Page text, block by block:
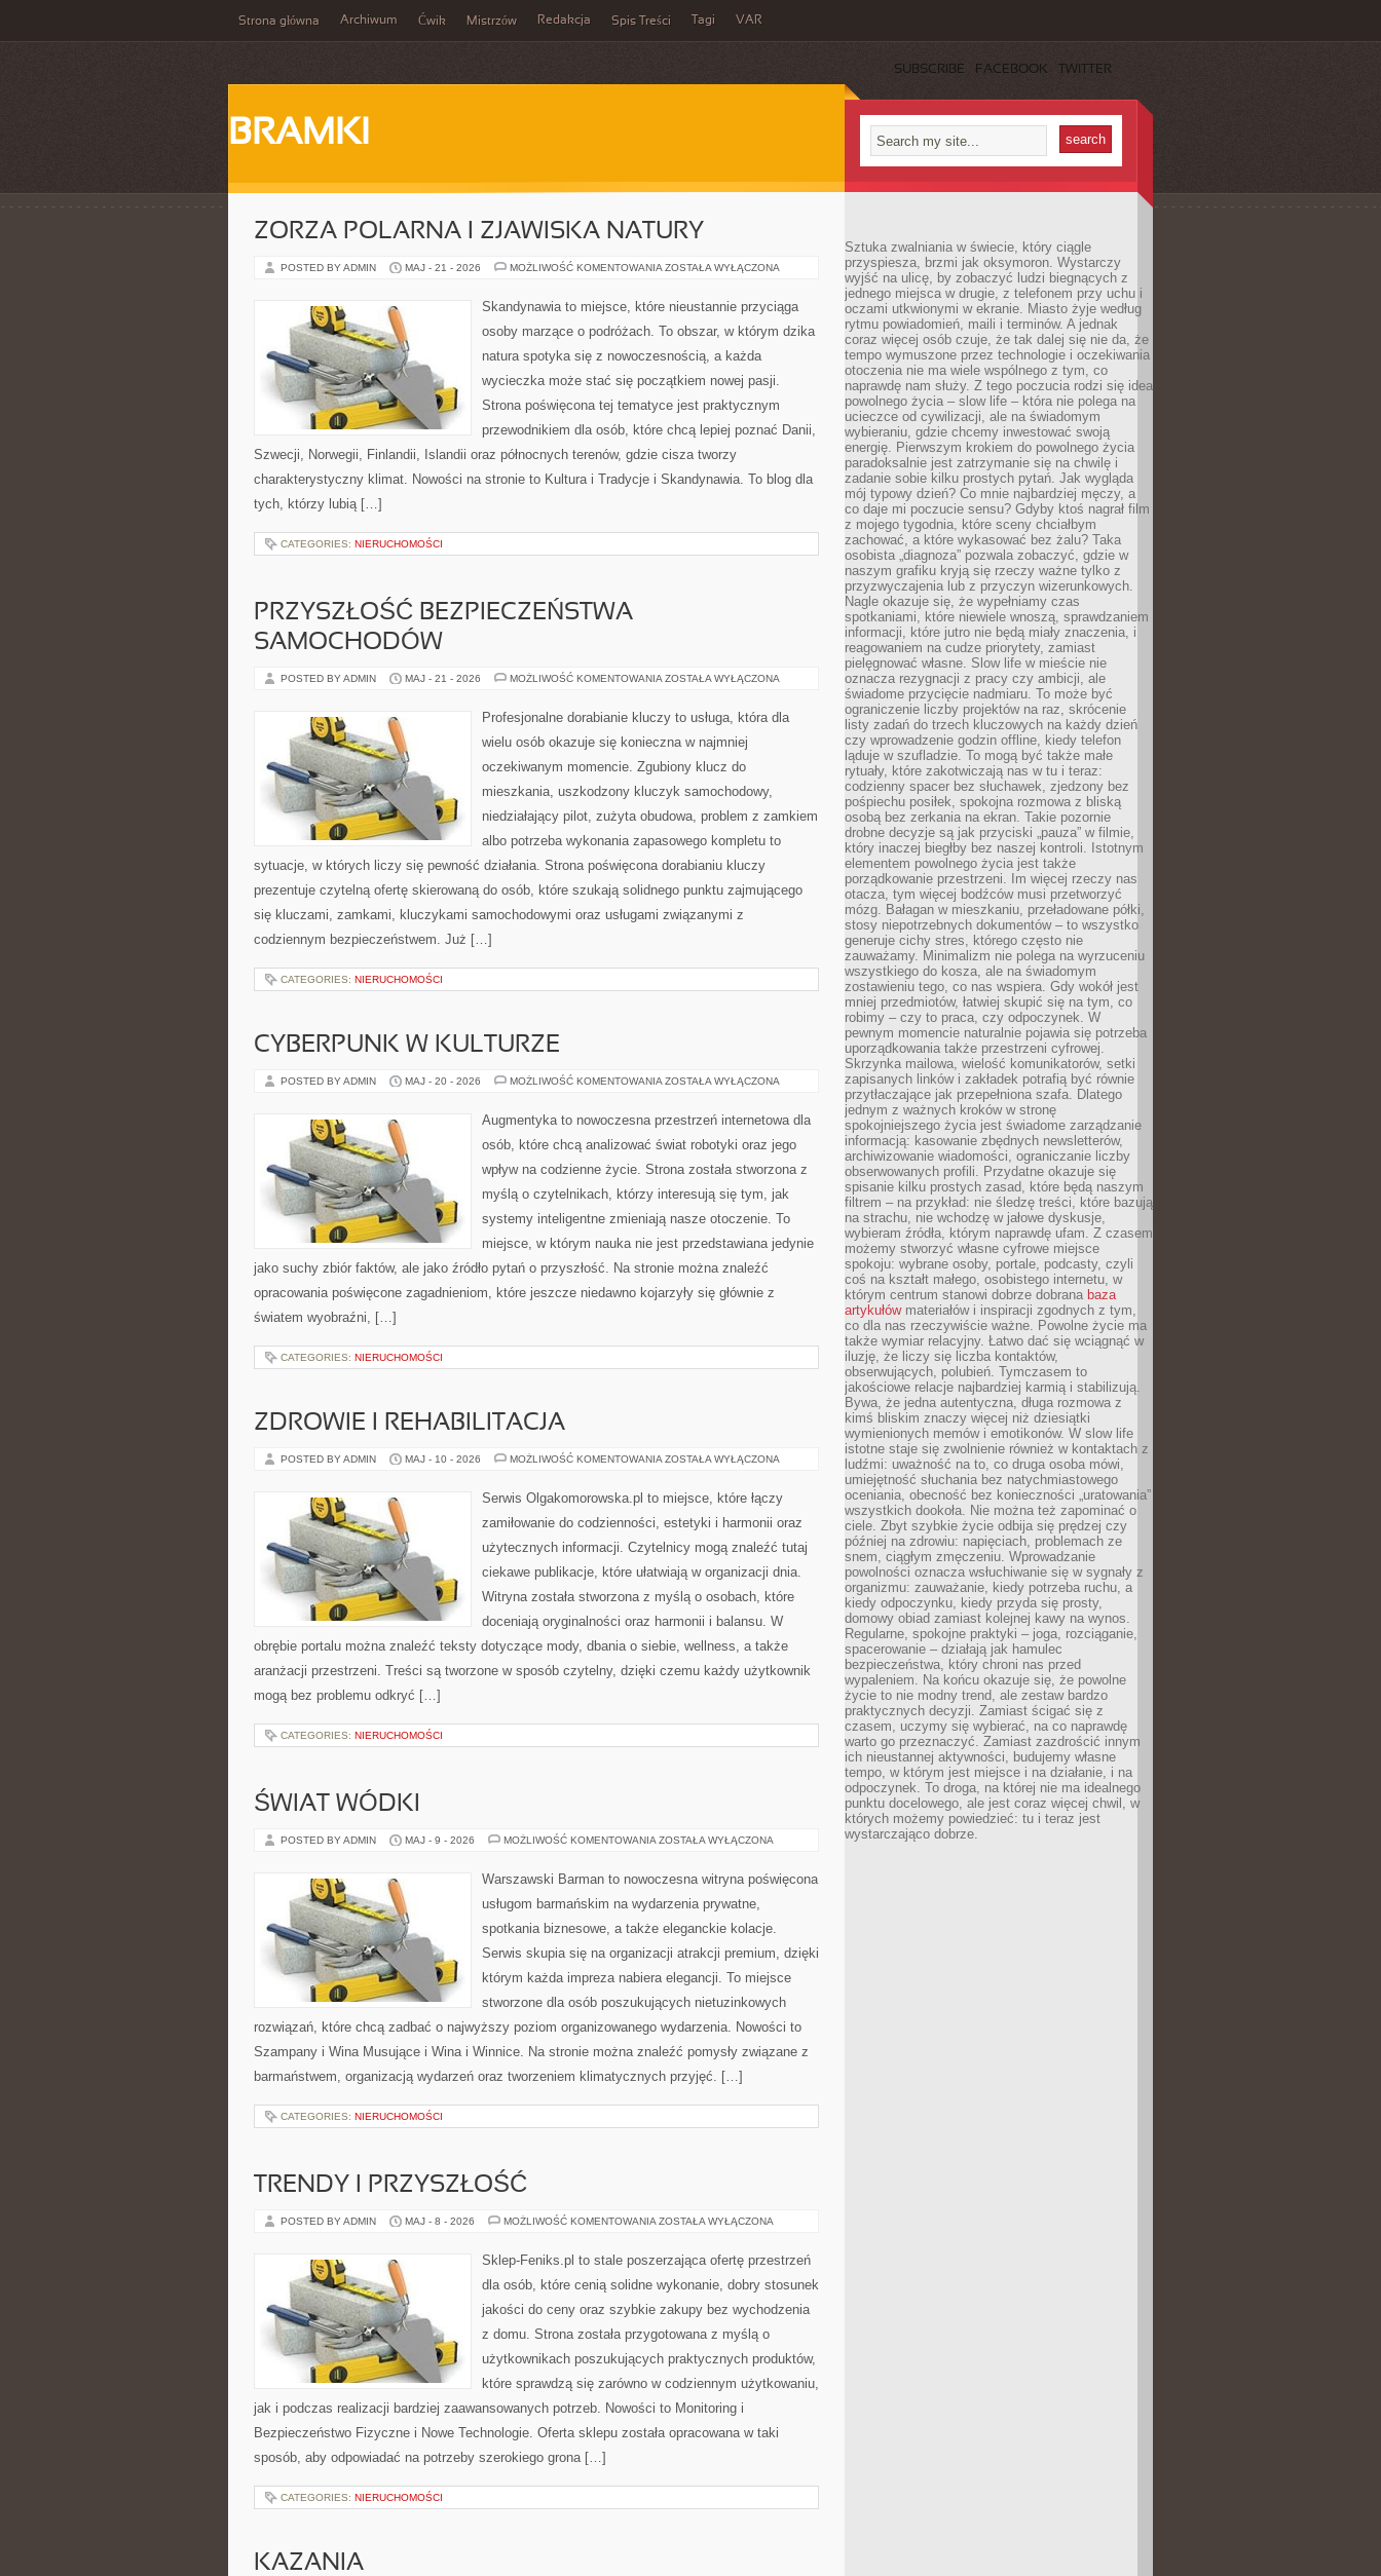
Strona główna Archiwum Ćwik Mistrzów Redakcja Spis Treści Tagi VAR
SUBSCRIBE FACEBOOK TWITTER
BRAMKI
ZORZA POLARNA I ZJAWISKA NATURY
POSTED BY ADMIN MAJ - 21 - 2026 MOŻLIWOŚĆ KOMENTOWANIA ZORZA
ZJAWISKA
NATURY
ZOSTAŁA WYŁĄCZONA
Skandynawia to miejsce, które nieustannie przyciąga
osoby marzące o podróżach. To obszar, w którym dzika
natura spotyka się z nowoczesnością, a każda
wycieczka może stać się początkiem nowej pasji.
Strona poświęcona tej tematyce jest praktycznym
przewodnikiem dla osób, które chcą lepiej poznać Danii,
Szwecji, Norwegii, Finlandii, Islandii oraz północnych terenów, gdzie cisza tworzy
charakterystyczny klimat. Nowości na stronie to Kultura i Tradycje i Skandynawia. To blog dla
tych, którzy lubią […]
CATEGORIES: NIERUCHOMOŚCI
PRZYSZŁOŚĆ BEZPIECZEŃSTWA
SAMOCHODÓW
POSTED BY ADMIN MAJ - 21 - 2026 MOŻLIWOŚĆ KOMENTOWANIA PRZYSZŁOŚĆ
ZOSTAŁA WYŁĄCZONA
Profesjonalne dorabianie kluczy to usługa, która dla
wielu osób okazuje się konieczna w najmniej
oczekiwanym momencie. Zgubiony klucz do
mieszkania, uszkodzony kluczyk samochodowy,
niedziałający pilot, zużyta obudowa, problem z zamkiem
albo potrzeba wykonania zapasowego kompletu to
sytuacje, w których liczy się pewność działania. Strona poświęcona dorabianiu kluczy
prezentuje czytelną ofertę skierowaną do osób, które szukają solidnego punktu zajmującego
się kluczami, zamkami, kluczykami samochodowymi oraz usługami związanymi z
codziennym bezpieczeństwem. Już […]
CATEGORIES: NIERUCHOMOŚCI
CYBERPUNK W KULTURZE
POSTED BY ADMIN MAJ - 20 - 2026 MOŻLIWOŚĆ KOMENTOWANIA CYBERPUNK
ZOSTAŁA WYŁĄCZONA
Augmentyka to nowoczesna przestrzeń internetowa dla
osób, które chcą analizować świat robotyki oraz jego
wpływ na codzienne życie. Strona została stworzona z
myślą o czytelnikach, którzy interesują się tym, jak
systemy inteligentne zmieniają nasze otoczenie. To
miejsce, w którym nauka nie jest przedstawiana jedynie
jako suchy zbiór faktów, ale jako źródło pytań o przyszłość. Na stronie można znaleźć
opracowania poświęcone zagadnieniom, które jeszcze niedawno kojarzyły się głównie z
światem wyobraźni, […]
CATEGORIES: NIERUCHOMOŚCI
ZDROWIE I REHABILITACJA
POSTED BY ADMIN MAJ - 10 - 2026 MOŻLIWOŚĆ KOMENTOWANIA ZDROWIE
ZOSTAŁA WYŁĄCZONA
Serwis Olgakomorowska.pl to miejsce, które łączy
zamiłowanie do codzienności, estetyki i harmonii oraz
użytecznych informacji. Czytelnicy mogą znaleźć tutaj
ciekawe publikacje, które ułatwiają w organizacji dnia.
Witryna została stworzona z myślą o osobach, które
doceniają oryginalności oraz harmonii i balansu. W
obrębie portalu można znaleźć teksty dotyczące mody, dbania o siebie, wellness, a także
aranżacji przestrzeni. Treści są tworzone w sposób czytelny, dzięki czemu każdy użytkownik
mogą bez problemu odkryć […]
CATEGORIES: NIERUCHOMOŚCI
ŚWIAT WÓDKI
POSTED BY ADMIN MAJ - 9 - 2026 MOŻLIWOŚĆ KOMENTOWANIA ŚWIAT
ZOSTAŁA WYŁĄCZONA
Warszawski Barman to nowoczesna witryna poświęcona
usługom barmańskim na wydarzenia prywatne,
spotkania biznesowe, a także eleganckie kolacje.
Serwis skupia się na organizacji atrakcji premium, dzięki
którym każda impreza nabiera elegancji. To miejsce
stworzone dla osób poszukujących nietuzinkowych
rozwiązań, które chcą zadbać o najwyższy poziom organizowanego wydarzenia. Nowości to
Szampany i Wina Musujące i Wina i Winnice. Na stronie można znaleźć pomysły związane z
barmaństwem, organizacją wydarzeń oraz tworzeniem klimatycznych przyjęć. […]
CATEGORIES: NIERUCHOMOŚCI
TRENDY I PRZYSZŁOŚĆ
POSTED BY ADMIN MAJ - 8 - 2026 MOŻLIWOŚĆ KOMENTOWANIA TRENDY
ZOSTAŁA WYŁĄCZONA
Sklep-Feniks.pl to stale poszerzająca ofertę przestrzeń
dla osób, które cenią solidne wykonanie, dobry stosunek
jakości do ceny oraz szybkie zakupy bez wychodzenia
z domu. Strona została przygotowana z myślą o
użytkownikach poszukujących praktycznych produktów,
które sprawdzą się zarówno w codziennym użytkowaniu,
jak i podczas realizacji bardziej zaawansowanych potrzeb. Nowości to Monitoring i
Bezpieczeństwo Fizyczne i Nowe Technologie. Oferta sklepu została opracowana w taki
sposób, aby odpowiadać na potrzeby szerokiego grona […]
CATEGORIES: NIERUCHOMOŚCI
KAZANIA
Sztuka zwalniania w świecie, który ciągle
przyspiesza, brzmi jak oksymoron. Wystarczy
wyjść na ulicę, by zobaczyć ludzi biegnących z
jednego miejsca w drugie, z telefonem przy uchu i
oczami utkwionymi w ekranie. Miasto żyje według
rytmu powiadomień, maili i terminów. A jednak
coraz więcej osób czuje, że tak dalej się nie da, że
tempo wymuszone przez technologie i oczekiwania
otoczenia nie ma wiele wspólnego z tym, co
naprawdę nam służy. Z tego poczucia rodzi się idea
powolnego życia – slow life – która nie polega na
ucieczce od cywilizacji, ale na świadomym
wybieraniu, gdzie chcemy inwestować swoją
energię. Pierwszym krokiem do powolnego życia
paradoksalnie jest zatrzymanie się na chwilę i
zadanie sobie kilku prostych pytań. Jak wygląda
mój typowy dzień? Co mnie najbardziej męczy, a
co daje mi poczucie sensu? Gdyby ktoś nagrał film
z mojego tygodnia, które sceny chciałbym
zachować, a które wykasować bez żalu? Taka
osobista „diagnoza” pozwala zobaczyć, gdzie w
naszym grafiku kryją się rzeczy ważne tylko z
przyzwyczajenia lub z przyczyn wizerunkowych.
Nagle okazuje się, że wypełniamy czas
spotkaniami, które niewiele wnoszą, sprawdzaniem
informacji, które jutro nie będą miały znaczenia, i
reagowaniem na cudze priorytety, zamiast
pielęgnować własne. Slow life w mieście nie
oznacza rezygnacji z pracy czy ambicji, ale
świadome przycięcie nadmiaru. To może być
ograniczenie liczby projektów na raz, skrócenie
listy zadań do trzech kluczowych na każdy dzień
czy wprowadzenie godzin offline, kiedy telefon
ląduje w szufladzie. To mogą być także małe
rytuały, które zakotwiczają nas w tu i teraz:
codzienny spacer bez słuchawek, zjedzony bez
pośpiechu posiłek, spokojna rozmowa z bliską
osobą bez zerkania na ekran. Takie pozornie
drobne decyzje są jak przyciski „pauza” w filmie,
który inaczej biegłby bez naszej kontroli. Istotnym
elementem powolnego życia jest także
porządkowanie przestrzeni. Im więcej rzeczy nas
otacza, tym więcej bodźców musi przetworzyć
mózg. Bałagan w mieszkaniu, przeładowane półki,
stosy niepotrzebnych dokumentów – to wszystko
generuje cichy stres, którego często nie
zauważamy. Minimalizm nie polega na wyrzuceniu
wszystkiego do kosza, ale na świadomym
zostawieniu tego, co nas wspiera. Gdy wokół jest
mniej przedmiotów, łatwiej skupić się na tym, co
robimy – czy to praca, czy odpoczynek. W
pewnym momencie naturalnie pojawia się potrzeba
uporządkowania także przestrzeni cyfrowej.
Skrzynka mailowa, wielość komunikatorów, setki
zapisanych linków i zakładek potrafią być równie
przytłaczające jak przepełniona szafa. Dlatego
jednym z ważnych kroków w stronę
spokojniejszego życia jest świadome zarządzanie
informacją: kasowanie zbędnych newsletterów,
archiwizowanie wiadomości, ograniczanie liczby
obserwowanych profili. Przydatne okazuje się
spisanie kilku prostych zasad, które będą naszym
filtrem – na przykład: nie śledzę treści, które bazują
na strachu, nie wchodzę w jałowe dyskusje,
wybieram źródła, którym naprawdę ufam. Z czasem
możemy stworzyć własne cyfrowe miejsce
spokoju: wybrane osoby, portale, podcasty, czyli
coś na kształt małego, osobistego internetu, w
którym centrum stanowi dobrze dobrana baza
artykułówmateriałów i inspiracji zgodnych z tym,
co dla nas rzeczywiście ważne. Powolne życie ma
także wymiar relacyjny. Łatwo dać się wciągnąć w
iluzję, że liczy się liczba kontaktów,
obserwujących, polubień. Tymczasem to
jakościowe relacje najbardziej karmią i stabilizują.
Bywa, że jedna autentyczna, długa rozmowa z
kimś bliskim znaczy więcej niż dziesiątki
wymienionych memów i emotikonów. W slow life
istotne staje się zwolnienie również w kontaktach z
ludźmi: uważność na to, co druga osoba mówi,
umiejętność słuchania bez natychmiastowego
oceniania, obecność bez konieczności „uratowania”
wszystkich dookoła. Nie można też zapominać o
ciele. Zbyt szybkie życie odbija się prędzej czy
później na zdrowiu: napięciach, problemach ze
snem, ciągłym zmęczeniu. Wprowadzanie
powolności oznacza wsłuchiwanie się w sygnały z
organizmu: zauważanie, kiedy potrzeba ruchu, a
kiedy odpoczynku, kiedy przyda się prosty,
domowy obiad zamiast kolejnej kawy na wynos.
Regularne, spokojne praktyki – joga, rozciąganie,
spacerowanie – działają jak hamulec
bezpieczeństwa, który chroni nas przed
wypaleniem. Na końcu okazuje się, że powolne
życie to nie modny trend, ale zestaw bardzo
praktycznych decyzji. Zamiast ścigać się z
czasem, uczymy się wybierać, na co naprawdę
warto go przeznaczyć. Zamiast zazdrościć innym
ich nieustannej aktywności, budujemy własne
tempo, w którym jest miejsce i na działanie, i na
odpoczynek. To droga, na której nie ma idealnego
punktu docelowego, ale jest coraz więcej chwil, w
których możemy powiedzieć: tu i teraz jest
wystarczająco dobrze.